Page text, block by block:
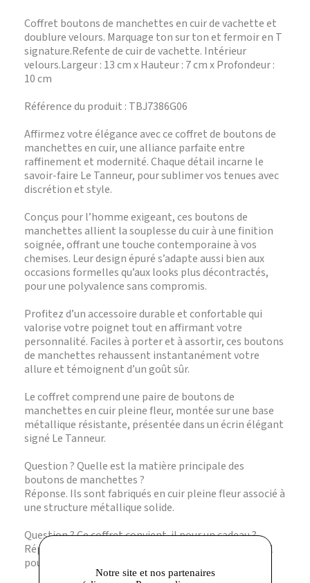
Coffret boutons de manchettes en cuir de vachette et
doublure velours. Marquage ton sur ton et fermoir en T
signature.Refente de cuir de vachette. Intérieur
velours.Largeur : 13 cm x Hauteur : 7 cm x Profondeur :
10 cm
Référence du produit : TBJ7386G06
Affirmez votre élégance avec ce coffret de boutons de
manchettes en cuir, une alliance parfaite entre
raffinement et modernité. Chaque détail incarne le
savoir-faire Le Tanneur, pour sublimer vos tenues avec
discrétion et style.
Conçus pour l’homme exigeant, ces boutons de
manchettes allient la souplesse du cuir à une finition
soignée, offrant une touche contemporaine à vos
chemises. Leur design épuré s’adapte aussi bien aux
occasions formelles qu’aux looks plus décontractés,
pour une polyvalence sans compromis.
Profitez d’un accessoire durable et confortable qui
valorise votre poignet tout en affirmant votre
personnalité. Faciles à porter et à assortir, ces boutons
de manchettes rehaussent instantanément votre
allure et témoignent d’un goût sûr.
Le coffret comprend une paire de boutons de
manchettes en cuir pleine fleur, montée sur une base
métallique résistante, présentée dans un écrin élégant
signé Le Tanneur.
Question ? Quelle est la matière principale des
boutons de manchettes ?
Réponse. Ils sont fabriqués en cuir pleine fleur associé à
une structure métallique solide.
Question ? Ce coffret convient-il pour un cadeau ?
Réponse. Oui, son écrin soigné en fait un cadeau idéal
pour toute occasion.
Notre site et nos partenaires